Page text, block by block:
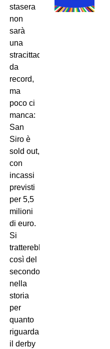
stasera
non
sarà
una
stracittadina
da
record,
ma
poco ci
manca:
San
Siro è
sold out,
con
incassi
previsti
per 5,5
milioni
di euro.
Si
tratterebbe
così del
secondo
nella
storia
per
quanto
riguarda
il derby